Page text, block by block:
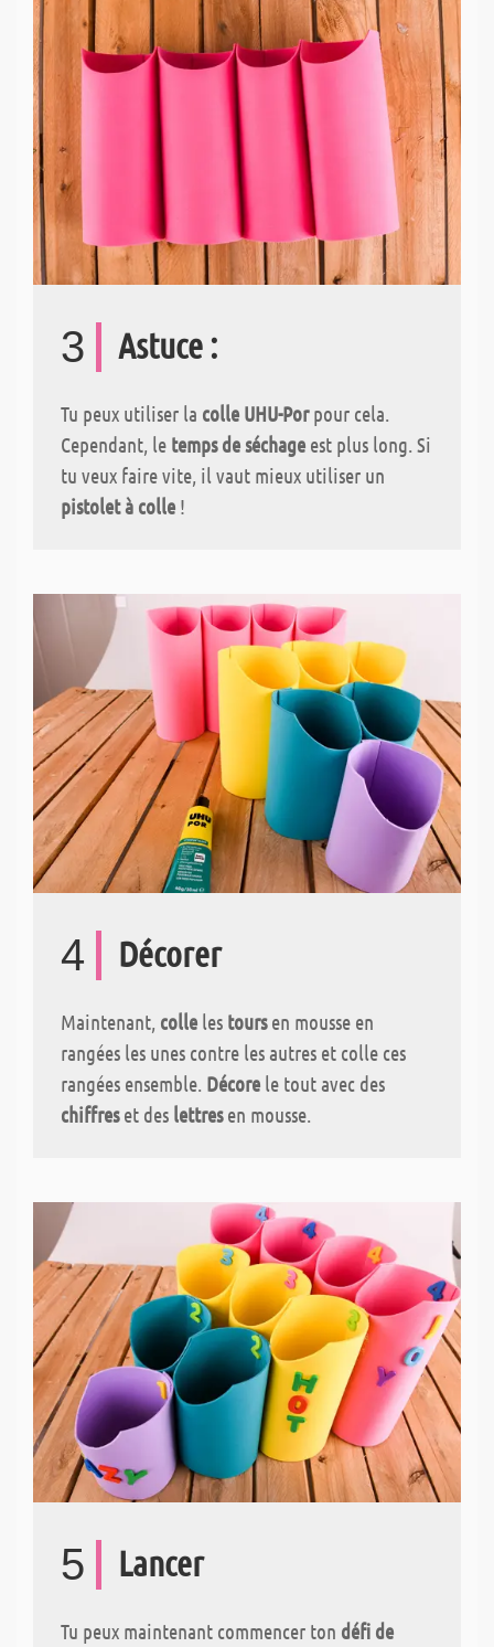
3 Astuce :
Tu peux utiliser la colle UHU-Porpour cela.
Cependant, le temps de séchage est plus long. Si
tu veux faire vite, il vaut mieux utiliser un
pistolet à colle !
4 Décorer
Maintenant, colle les toursen mousse en
rangées les unes contre les autres et colle ces
rangées ensemble. Décore le tout avec des
chiffreset des lettresen mousse.
5 Lancer
Tu peux maintenant commencer ton défi de